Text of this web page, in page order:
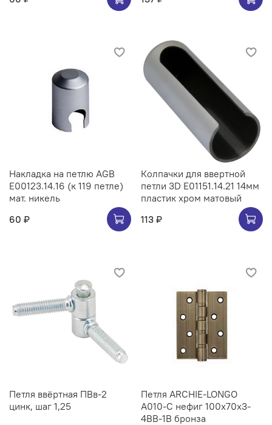
Накладка на петлю AGB
E00123.14.16 (к 119 петле)
мат. никель
60 ₽
Колпачки для ввертной
петли 3D E01151.14.21 14мм
пластик хром матовый
113 ₽
Петля ввёртная ПВв-2
цинк, шаг 1,25
Петля ARCHIE-LONGO
A010-C нефиг 100x70x3-
4BB-1B бронза